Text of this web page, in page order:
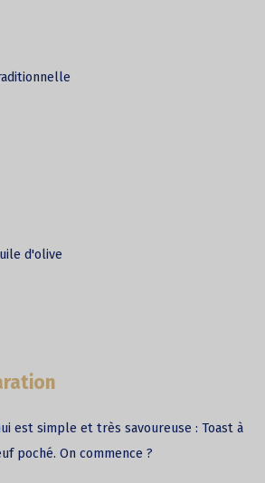
d'olive
est simple et très savoureuse : Toast à
poché. On commence ?